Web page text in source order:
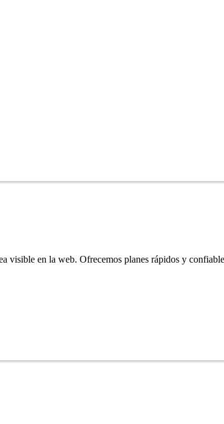
visible en la web. Ofrecemos planes rápidos y